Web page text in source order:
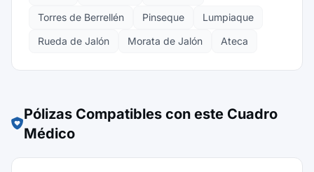
Torres de Berrellén
Pinseque
Lumpiaque
Rueda de Jalón
Morata de Jalón Ateca
Pólizas Compatibles con este Cuadro
Médico